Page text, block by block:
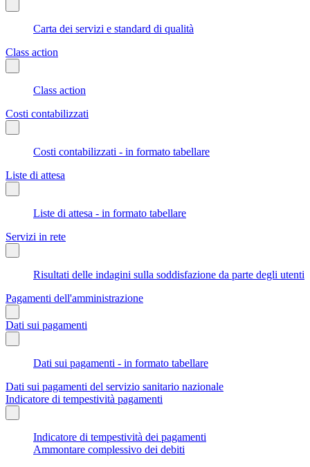
Carta dei servizi e standard di qualità
Class action
Class action
Costi contabilizzati
Costi contabilizzati - in formato tabellare
Liste di attesa
Liste di attesa - in formato tabellare
Servizi in rete
Risultati delle indagini sulla soddisfazione da parte degli utenti
Pagamenti dell'amministrazione
Dati sui pagamenti
Dati sui pagamenti - in formato tabellare
Dati sui pagamenti del servizio sanitario nazionale
Indicatore di tempestività pagamenti
Indicatore di tempestività dei pagamenti
Ammontare complessivo dei debiti